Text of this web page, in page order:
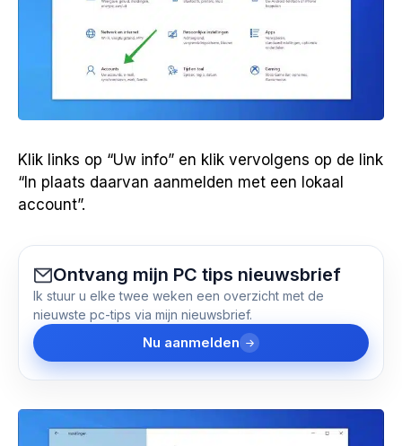
Klik links op “Uw info” en klik vervolgens op de link
“In plaats daarvan aanmelden met een lokaal
account”.
Ontvang mijn PC tips nieuwsbrief
Ik stuur u elke twee weken een overzicht met de
nieuwste pc-tips via mijn nieuwsbrief.
Nu aanmelden